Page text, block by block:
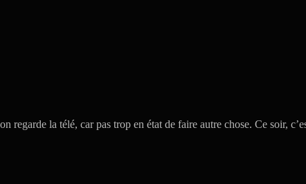
on regarde la télé, car pas trop en état de faire autre chose. Ce soir,